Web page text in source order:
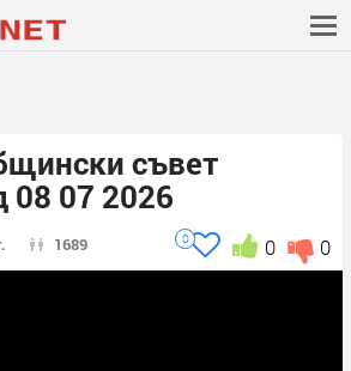
съвет
08 07 2026
1689 0
0
0